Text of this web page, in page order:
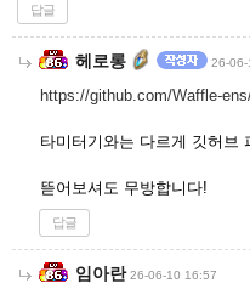
답글
헤로롱 26-
https://github.com/Waffle-
타미터기와는 다르게 깃허브
뜯어보셔도 무방합니다!
답글
임아란 26-06-10 16:57